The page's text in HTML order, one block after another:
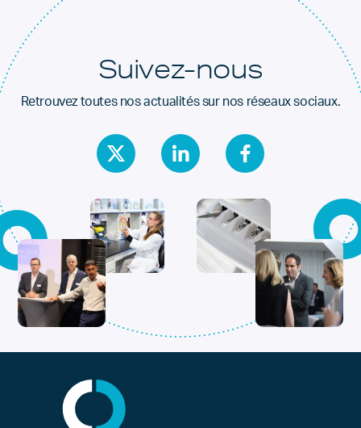
Suivez-nous
Retrouvez toutes nos actualités sur nos réseaux sociaux.